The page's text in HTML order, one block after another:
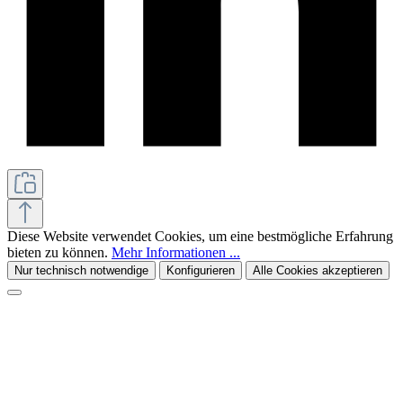
Diese Website verwendet Cookies, um eine bestmögliche Erfahrung
bieten zu können. Mehr Informationen ...
Nur technisch notwendige Konfigurieren Alle Cookies akzeptieren